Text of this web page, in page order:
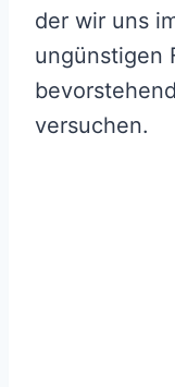
der wir uns
ungünstigen
versuchen.